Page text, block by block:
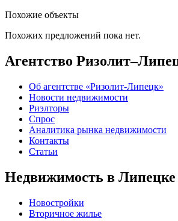
Похожие объекты
Похожих предложений пока нет.
Агентство
Об агентстве «Ризолит-Липецк»
Новости недвижимости
Риэлторы
Спрос
Аналитика рынка недвижимости
Контакты
Статьи
Недвижимость в Липецке
Новостройки
Вторичное жилье